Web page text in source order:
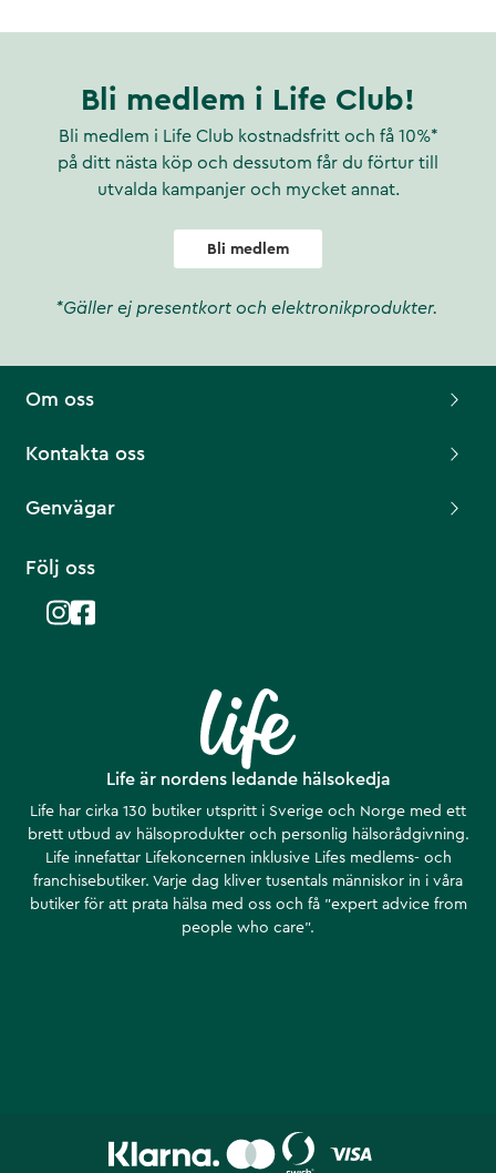
Bli medlem i Life Club!
Bli medlem i Life Club kostnadsfritt och få 10%*
på ditt nästa köp och dessutom får du förtur till
utvalda kampanjer och mycket annat.
Bli medlem
*Gäller ej presentkort och elektronikprodukter.
Life är nordens ledande hälsokedja
Life har cirka 130 butiker utspritt i Sverige och Norge med ett
brett utbud av hälsoprodukter och personlig hälsorådgivning.
Life innefattar Lifekoncernen inklusive Lifes medlems- och
franchisebutiker. Varje dag kliver tusentals människor in i våra
butiker för att prata hälsa med oss och få ”expert advice from
people who care”.
Om oss
Kontakta oss
Genvägar
Följ oss